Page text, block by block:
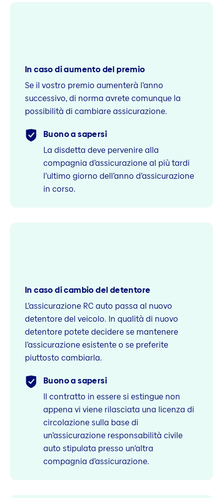
In caso di aumento del premio
Se il vostro premio aumenterà l’anno
successivo, di norma avrete comunque la
possibilità di cambiare assicurazione.
Buono a sapersi
La disdetta deve pervenire alla
compagnia d’assicurazione al più tardi
l’ultimo giorno dell’anno d’assicurazione
in corso.
In caso di cambio del detentore
L’assicurazione RC auto passa al nuovo
detentore del veicolo. In qualità di nuovo
detentore potete decidere se mantenere
l’assicurazione esistente o se preferite
piuttosto cambiarla.
Buono a sapersi
Il contratto in essere si estingue non
appena vi viene rilasciata una licenza di
circolazione sulla base di
un’assicurazione responsabilità civile
auto stipulata presso un’altra
compagnia d’assicurazione.